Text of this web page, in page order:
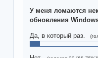
У меня ломаются
обновления
Да, в который раз.